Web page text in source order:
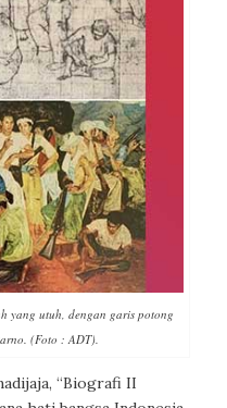
yang utuh, dengan garis potong
(Foto : ADT).
“Biografi II